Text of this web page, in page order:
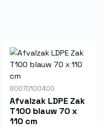
80070100400
Afvalzak LDPE Zak
T100 blauw 70 x
110 cm